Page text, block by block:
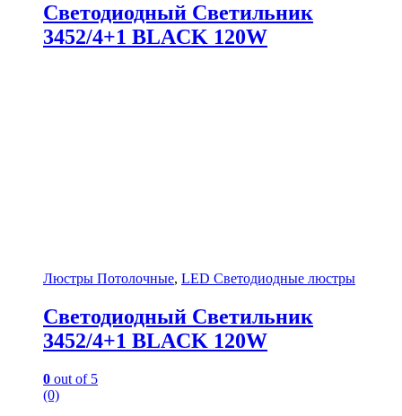
Светодиодный Светильник
3452/4+1 BLACK 120W
Люстры Потолочные, LED Светодиодные люстры
Светодиодный Светильник
3452/4+1 BLACK 120W
0 out of 5
(0)